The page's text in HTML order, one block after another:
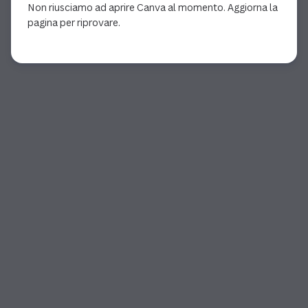
Non riusciamo ad aprire Canva al momento. Aggiorna la
pagina per riprovare.